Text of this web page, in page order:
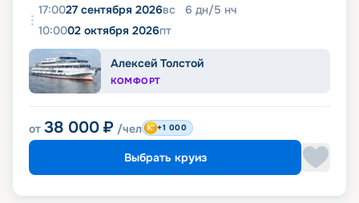
17:0027 сентября 2026вс 6 дн/5 нч
10:0002 октября 2026пт
Алексей Толстой
КОМФОРТ
от 38 000 ₽ /чел +1 000
Выбрать круиз